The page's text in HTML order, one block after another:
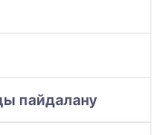
пайдалану